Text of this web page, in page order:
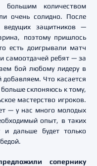
большим количеством
очень солидно. После
ведущих защитников —
поэтому пришлось
есть доигрывали матч
самоотдачей ребят — за
бой любому лидеру в
Что касается
склоняюсь к тому,
мастерство игроков.
— у нас много молодых
опыт, в таких
дальше будет только
сопернику